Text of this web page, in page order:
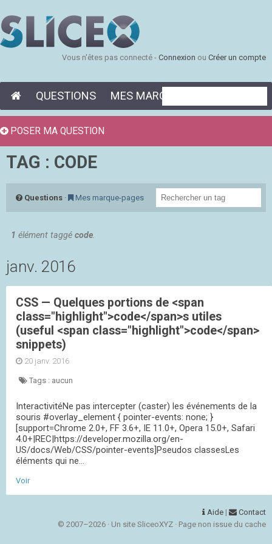
Vous n'êtes pas connecté - Connexion ou Créer un compte
QUESTIONS MES MARQUE-PAGES
TAG : CODE
Questions · Mes marque-pages
1 élément taggé code
janv. 2016
CSS — Quelques portions de <span
class="highlight">code</span>s utiles
(useful <span class="highlight">code</span>
snippets)
20 janv. 2016
Tags : aucun
InteractivitéNe pas intercepter (caster) les événements de la
souris #overlay_element { pointer-events: none; }
[support=Chrome 2.0+, FF 3.6+, IE 11.0+, Opera 15.0+, Safari
4.0+|REC|https://developer.mozilla.org/en-
US/docs/Web/CSS/pointer-events]Pseudos classesLes
éléments qui ne...
Voir
POSER MA QUESTION
Aide |
Contact
© 2007–2026 · Un site SliceoXYZ · Page non issue du cache